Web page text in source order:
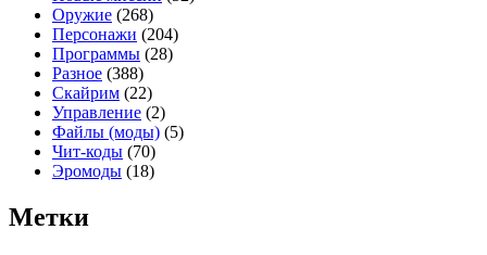
Оружие (268)
Персонажи (204)
Программы (28)
Разное (388)
Скайрим (22)
Управление (2)
Файлы (моды) (5)
Чит-коды (70)
Эромоды (18)
Метки